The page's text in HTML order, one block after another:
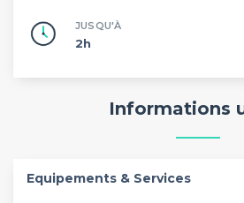
JUSQU'À
2h
Informations
Equipements & Services